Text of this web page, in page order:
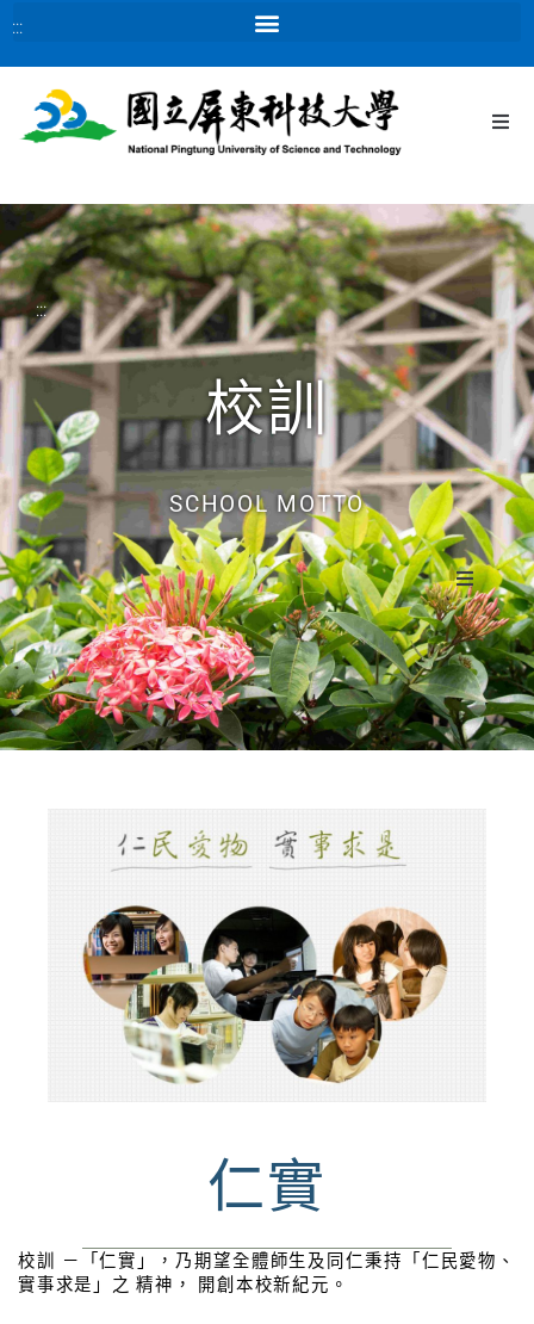
:::
:::
校訓
SCHOOL MOTTO
校史簡介
講座教授
現況與展望
校訓
交通訊息
仁實
校訓 －「仁實」，乃期望全體師生及同仁秉持「仁民愛物、
實事求是」之 精神， 開創本校新紀元。